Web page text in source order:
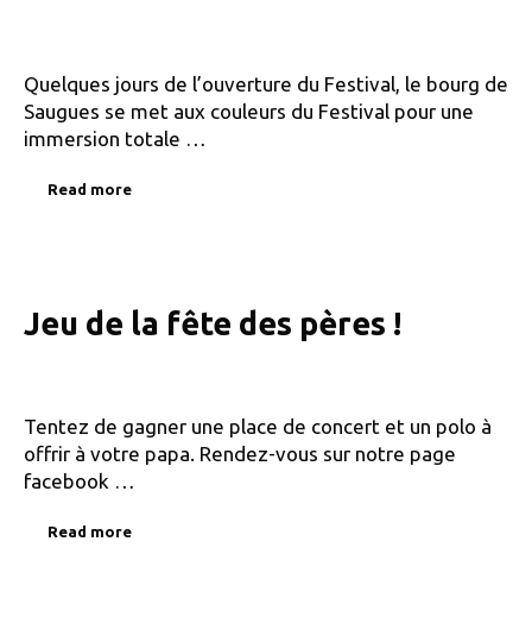
Quelques jours de l’ouverture du Festival, le bourg de
Saugues se met aux couleurs du Festival pour une
immersion totale …
Read more
Jeu de la fête des pères !
Tentez de gagner une place de concert et un polo à
offrir à votre papa. Rendez-vous sur notre page
facebook …
Read more